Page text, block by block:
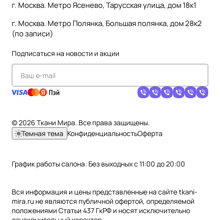
г. Москва. Метро Ясенево, Тарусская улица, дом 18к1
г. Москва. Метро Полянка, Большая полянка, дом 28к2
(по записи)
Подписаться на новости и акции
© 2026 Ткани Мира. Все права защищены.
Темная тема КонфиденциальностьОферта
График работы салона: Без выходных с 11:00 до 20:00
Вся информация и цены представленные на сайте tkani-
mira.ru не являются публичной офертой, определяемой
положениями Статьи 437 ГкРФ и носят исключительно